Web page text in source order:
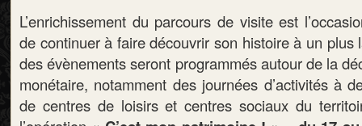
L’enrichissement du parcours de visite est
de continuer à faire découvrir son histoire à un plus
des évènements seront programmés autour de la
monétaire, notamment des journées d’activités à
de centres de loisirs et centres sociaux du